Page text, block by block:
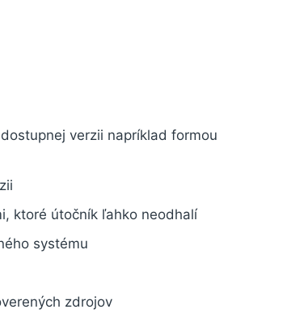
verzii napríklad formou
ktoré útočník ľahko neodhalí
systému
zdrojov